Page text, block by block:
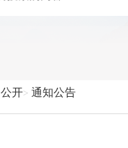
开 通知公告